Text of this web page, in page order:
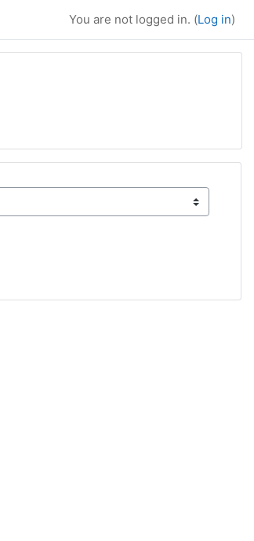
You are not logged in. (Log in)